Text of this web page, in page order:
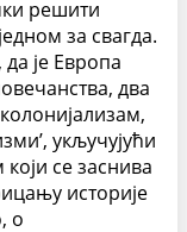
решити
за свагда.
је Европа
два
укључујући
се заснива
историје
о